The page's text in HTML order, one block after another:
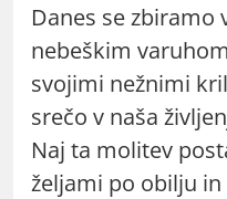
Danes se
nebeškim
svojimi nežnimi
srečo v naša
Naj ta molitev
željami po obilju